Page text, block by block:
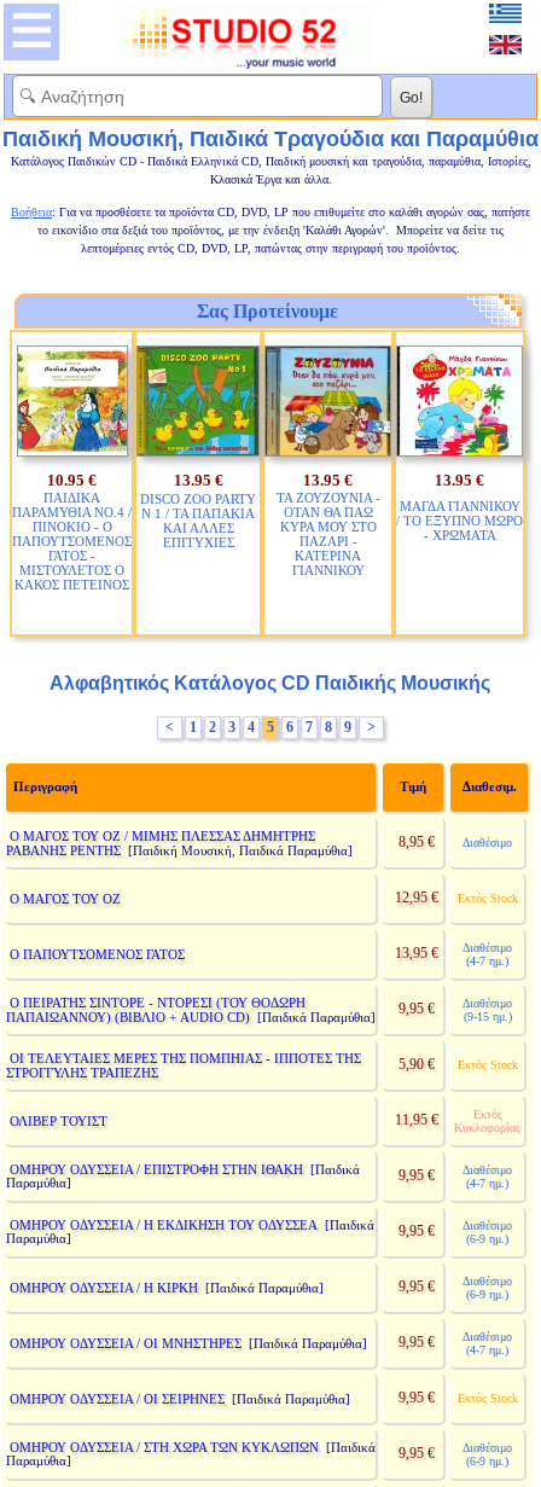
Παιδική Μουσική, Παιδικά Τραγούδια και Παραμύθια
Κατάλογος Παιδικών CD - Παιδικά Ελληνικά CD, Παιδική μουσική και τραγούδια, παραμύθια, Ιστορίες,
Κλασικά Έργα και άλλα.
Βοήθεια: Για να προσθέσετε τα προϊόντα CD, DVD, LP που επιθυμείτε στο καλάθι αγορών σας, πατήστε
το εικονίδιο στα δεξιά του προϊόντος, με την ένδειξη 'Καλάθι Αγορών'. Μπορείτε να δείτε τις
λεπτομέρειες εντός CD, DVD, LP, πατώντας στην περιγραφή του προϊόντος.
Σας Προτείνουμε
10.95 €
ΠΑΙΔΙΚΑ
ΠΑΡΑΜΥΘΙΑ ΝΟ.4 /
ΠΙΝΟΚΙΟ - Ο
ΠΑΠΟΥΤΣΟΜΕΝΟΣ
ΓΑΤΟΣ -
ΜΙΣΤΟΥΛΕΤΟΣ Ο
ΚΑΚΟΣ ΠΕΤΕΙΝΟΣ
13.95 €
DISCO ZOO PARTY
N 1 / ΤΑ ΠΑΠΑΚΙΑ
ΚΑΙ ΑΛΛΕΣ
ΕΠΙΤΥΧΙΕΣ
13.95 €
ΤΑ ΖΟΥΖΟΥΝΙΑ -
ΟΤΑΝ ΘΑ ΠΑΩ
ΚΥΡΑ ΜΟΥ ΣΤΟ
ΠΑΖΑΡΙ -
ΚΑΤΕΡΙΝΑ
ΓΙΑΝΝΙΚΟΥ
13.95 €
ΜΑΓΔΑ ΓΙΑΝΝΙΚΟΥ
/ ΤΟ ΕΞΥΠΝΟ ΜΩΡΟ
- ΧΡΩΜΑΤΑ
Αλφαβητικός Κατάλογος CD Παιδικής Μουσικής
< 1 2 3 4 5 6 7 8 9 >
Περιγραφή Τιμή Διαθεσιμ.
Ο ΜΑΓΟΣ ΤΟΥ ΟΖ / ΜΙΜΗΣ ΠΛΕΣΣΑΣ ΔΗΜΗΤΡΗΣ
ΡΑΒΑΝΗΣ ΡΕΝΤΗΣ [Παιδική Μουσική, Παιδικά Παραμύθια]
8,95 € Διαθέσιμο
Ο ΜΑΓΟΣ ΤΟΥ ΟΖ 12,95 € Εκτός Stock
Ο ΠΑΠΟΥΤΣΟΜΕΝΟΣ ΓΑΤΟΣ 13,95 €
Διαθέσιμο
(4-7 ημ.)
Ο ΠΕΙΡΑΤΗΣ ΣΙΝΤΟΡΕ - ΝΤΟΡΕΣΙ (ΤΟΥ ΘΟΔΩΡΗ
ΠΑΠΑΙΩΑΝΝΟΥ) (ΒΙΒΛΙΟ + AUDIO CD)[Παιδικά Παραμύθια]
9,95 €
Διαθέσιμο
(9-15 ημ.)
ΟΙ ΤΕΛΕΥΤΑΙΕΣ ΜΕΡΕΣ ΤΗΣ ΠΟΜΠΗΙΑΣ - ΙΠΠΟΤΕΣ ΤΗΣ
ΣΤΡΟΓΓΥΛΗΣ ΤΡΑΠΕΖΗΣ
5,90 € Εκτός Stock
ΟΛΙΒΕΡ ΤΟΥΙΣΤ 11,95 €
Εκτός
Κυκλοφορίας
ΟΜΗΡΟΥ ΟΔΥΣΣΕΙΑ / ΕΠΙΣΤΡΟΦΗ ΣΤΗΝ ΙΘΑΚΗ[Παιδικά
Παραμύθια]
9,95 €
Διαθέσιμο
(4-7 ημ.)
ΟΜΗΡΟΥ ΟΔΥΣΣΕΙΑ / Η ΕΚΔΙΚΗΣΗ ΤΟΥ ΟΔΥΣΣΕΑ [Παιδικά
Παραμύθια]
9,95 €
Διαθέσιμο
(6-9 ημ.)
ΟΜΗΡΟΥ ΟΔΥΣΣΕΙΑ / Η ΚΙΡΚΗ[Παιδικά Παραμύθια] 9,95 €
Διαθέσιμο
(6-9 ημ.)
ΟΜΗΡΟΥ ΟΔΥΣΣΕΙΑ / ΟΙ ΜΝΗΣΤΗΡΕΣ [Παιδικά Παραμύθια] 9,95 €
Διαθέσιμο
(4-7 ημ.)
ΟΜΗΡΟΥ ΟΔΥΣΣΕΙΑ / ΟΙ ΣΕΙΡΗΝΕΣ [Παιδικά Παραμύθια] 9,95 € Εκτός Stock
ΟΜΗΡΟΥ ΟΔΥΣΣΕΙΑ / ΣΤΗ ΧΩΡΑ ΤΩΝ ΚΥΚΛΩΠΩΝ [Παιδικά
Παραμύθια]
9,95 €
Διαθέσιμο
(6-9 ημ.)